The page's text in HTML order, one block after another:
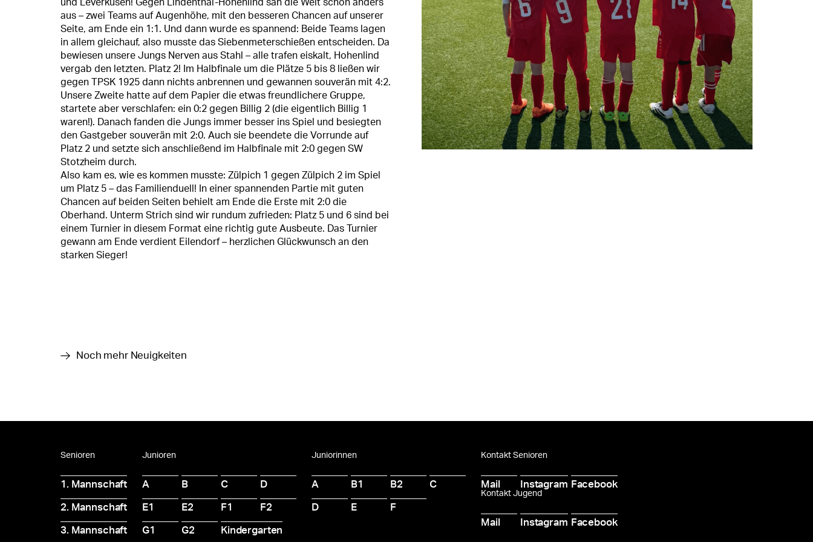
und Leverkusen! Gegen Lindenthal-Hohenlind sah die Welt schon anders
aus – zwei Teams auf Augenhöhe, mit den besseren Chancen auf unserer
Seite, am Ende ein 1:1. Und dann wurde es spannend: Beide Teams lagen
in allem gleichauf, also musste das Siebenmeterschießen entscheiden. Da
bewiesen unsere Jungs Nerven aus Stahl – alle trafen eiskalt, Hohenlind
vergab den letzten. Platz 2! Im Halbfinale um die Plätze 5 bis 8 ließen wir
gegen TPSK 1925 dann nichts anbrennen und gewannen souverän mit 4:2.
Unsere Zweite hatte auf dem Papier die etwas freundlichere Gruppe,
startete aber verschlafen: ein 0:2 gegen Billig 2 (die eigentlich Billig 1
waren!). Danach fanden die Jungs immer besser ins Spiel und besiegten
den Gastgeber souverän mit 2:0. Auch sie beendete die Vorrunde auf
Platz 2 und setzte sich anschließend im Halbfinale mit 2:0 gegen SW
Stotzheim durch.
Also kam es, wie es kommen musste: Zülpich 1 gegen Zülpich 2 im Spiel
um Platz 5 – das Familienduell! In einer spannenden Partie mit guten
Chancen auf beiden Seiten behielt am Ende die Erste mit 2:0 die
Oberhand. Unterm Strich sind wir rundum zufrieden: Platz 5 und 6 sind bei
einem Turnier in diesem Format eine richtig gute Ausbeute. Das Turnier
gewann am Ende verdient Eilendorf – herzlichen Glückwunsch an den
starken Sieger!
Noch mehr Neuigkeiten
Senioren
1. Mannschaft
2. Mannschaft
3. Mannschaft
Junioren
A B C D
E1 E2 F1 F2
G1 G2 Kindergarten
Juniorinnen
A B1 B2 C
D E F
Kontakt Senioren
Mail Instagram Facebook
Kontakt Jugend
Mail Instagram Facebook